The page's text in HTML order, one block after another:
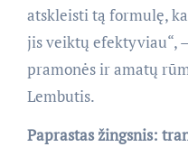
atskleisti tą formulę,
jis veiktų efektyviau“,
pramonės ir amatų
Lembutis.
Paprastas žingsnis: